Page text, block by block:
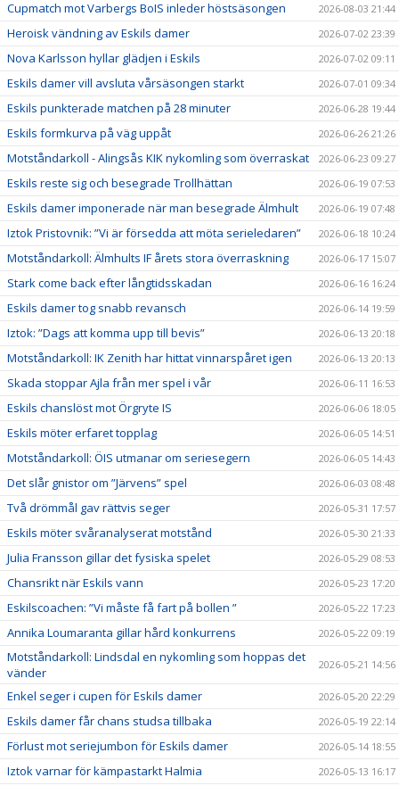
Cupmatch mot Varbergs BoIS inleder höstsäsongen 2026-08-03 21:44
Heroisk vändning av Eskils damer 2026-07-02 23:39
Nova Karlsson hyllar glädjen i Eskils 2026-07-02 09:11
Eskils damer vill avsluta vårsäsongen starkt 2026-07-01 09:34
Eskils punkterade matchen på 28 minuter 2026-06-28 19:44
Eskils formkurva på väg uppåt 2026-06-26 21:26
Motståndarkoll - Alingsås KIK nykomling som överraskat 2026-06-23 09:27
Eskils reste sig och besegrade Trollhättan 2026-06-19 07:53
Eskils damer imponerade när man besegrade Älmhult 2026-06-19 07:48
Iztok Pristovnik: ”Vi är försedda att möta serieledaren” 2026-06-18 10:24
Motståndarkoll: Älmhults IF årets stora överraskning 2026-06-17 15:07
Stark come back efter långtidsskadan 2026-06-16 16:24
Eskils damer tog snabb revansch 2026-06-14 19:59
Iztok: ”Dags att komma upp till bevis” 2026-06-13 20:18
Motståndarkoll: IK Zenith har hittat vinnarspåret igen 2026-06-13 20:13
Skada stoppar Ajla från mer spel i vår 2026-06-11 16:53
Eskils chanslöst mot Örgryte IS 2026-06-06 18:05
Eskils möter erfaret topplag 2026-06-05 14:51
Motståndarkoll: ÖIS utmanar om seriesegern 2026-06-05 14:43
Det slår gnistor om ”Järvens” spel 2026-06-03 08:48
Två drömmål gav rättvis seger 2026-05-31 17:57
Eskils möter svåranalyserat motstånd 2026-05-30 21:33
Julia Fransson gillar det fysiska spelet 2026-05-29 08:53
Chansrikt när Eskils vann 2026-05-23 17:20
Eskilscoachen: ”Vi måste få fart på bollen ” 2026-05-22 17:23
Annika Loumaranta gillar hård konkurrens 2026-05-22 09:19
Motståndarkoll: Lindsdal en nykomling som hoppas det
vänder
2026-05-21 14:56
Enkel seger i cupen för Eskils damer 2026-05-20 22:29
Eskils damer får chans studsa tillbaka 2026-05-19 22:14
Förlust mot seriejumbon för Eskils damer 2026-05-14 18:55
Iztok varnar för kämpastarkt Halmia 2026-05-13 16:17